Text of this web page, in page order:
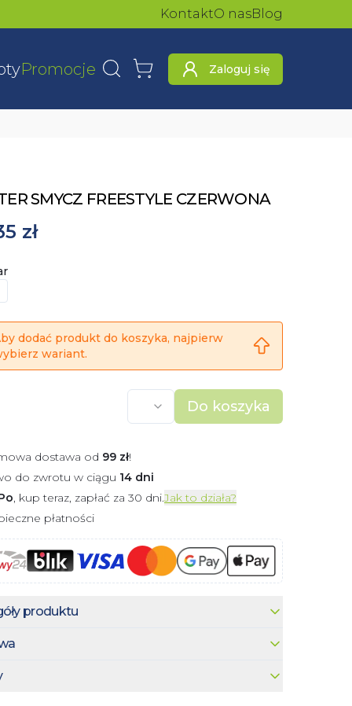
KontaktO nasBlog
Promocje WyszukajKoszyk Zaloguj się
SMYCZ FREESTYLE CZERWONA
zł
dodać produkt do koszyka, najpierw
wariant.
Do koszyka
dostawa od 99 zł!
do zwrotu w ciągu 14 dni
, kup teraz, zapłać za 30 dni.Jak to działa?
płatności
produktu